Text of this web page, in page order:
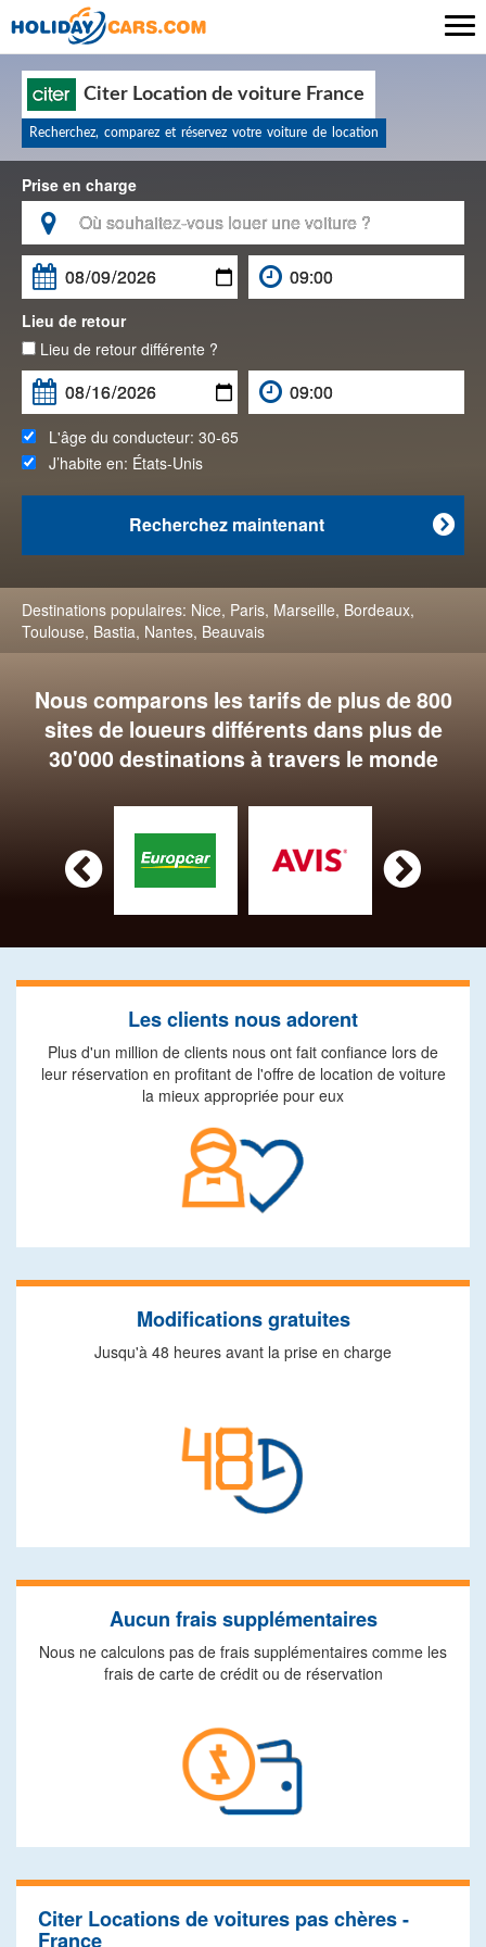
Citer Location de voiture France
Recherchez, comparez et réservez votre voiture de location
Prise en charge


Lieu de retour
Lieu de retour différente ?
L'âge du conducteur: 30-65
J’habite en: États-Unis

Recherchez maintenant
Destinations populaires: Nice, Paris, Marseille, Bordeaux,
Toulouse, Bastia, Nantes, Beauvais
Nous comparons les tarifs de plus de 800
sites de loueurs différents dans plus de
30'000 destinations à travers le monde
 
Les clients nous adorent
Plus d'un million de clients nous ont fait confiance lors de
leur réservation en profitant de l'offre de location de voiture
la mieux appropriée pour eux
Modifications gratuites
Jusqu'à 48 heures avant la prise en charge
Aucun frais supplémentaires
Nous ne calculons pas de frais supplémentaires comme les
frais de carte de crédit ou de réservation
Citer Locations de voitures pas chères -
France